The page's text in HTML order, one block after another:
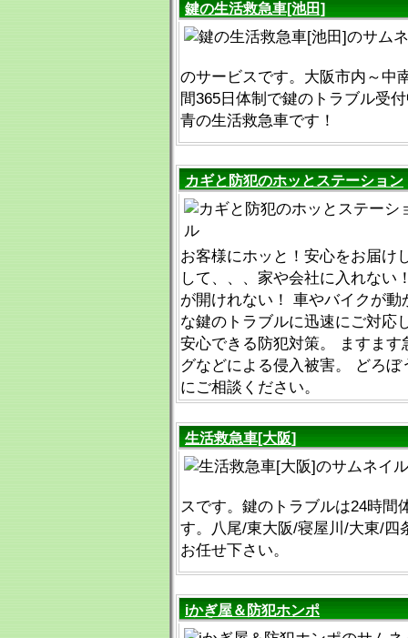
鍵の生活救急車[池田]
のサービスです。大阪市内～中
間365日体制で鍵のトラブル受
青の生活救急車です！
カギと防犯のホッとステーション
お客様にホッと！安心をお届け
して、、、家や会社に入れない
が開けれない！ 車やバイクが動
な鍵のトラブルに迅速にご対応
安心できる防犯対策。 ますます
グなどによる侵入被害。 どろぼ
にご相談ください。
生活救急車[大阪]
スです。鍵のトラブルは24時間
す。八尾/東大阪/寝屋川/大東/四
お任せ下さい。
iかぎ屋＆防犯ホンポ